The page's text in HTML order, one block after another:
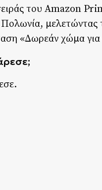
του Amazon
μελετώντας
«Δωρεάν χώμα